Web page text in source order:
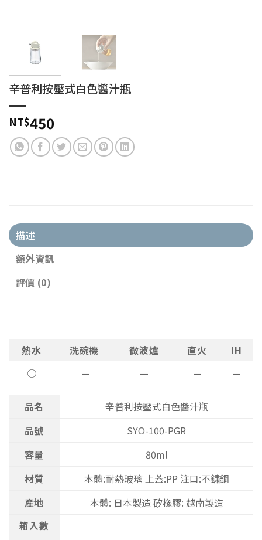
辛普利按壓式白色醬汁瓶
NT$450
描述
額外資訊
評價 (0)
熱水 洗碗機 微波爐 直火
IH
○
— — — —
品名
辛普利按壓式白色醬汁瓶
品號
SYO-100-PGR
容量
80ml
材質
本體:耐熱玻璃 上蓋:PP 注口:不鏽鋼
產地
本體: 日本製造 矽橡膠: 越南製造
箱入數